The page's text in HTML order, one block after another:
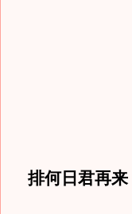
排何日君再来